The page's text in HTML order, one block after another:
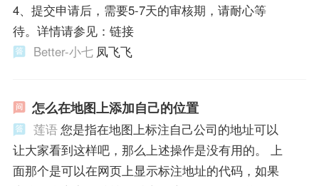
4、提交申请后，需要5-7天的审核期，请耐心等
待。详情请参见：链接
Better-小七 凤飞飞
怎么在地图上添加自己的位置
莲语您是指在地图上标注自己公司的地址可以
让大家看到这样吧，那么上述操作是没有用的。 上
面那个是可以在网页上显示标注地址的代码，如果